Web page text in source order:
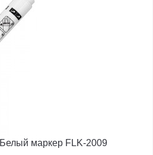
Белый маркер FLK-2009